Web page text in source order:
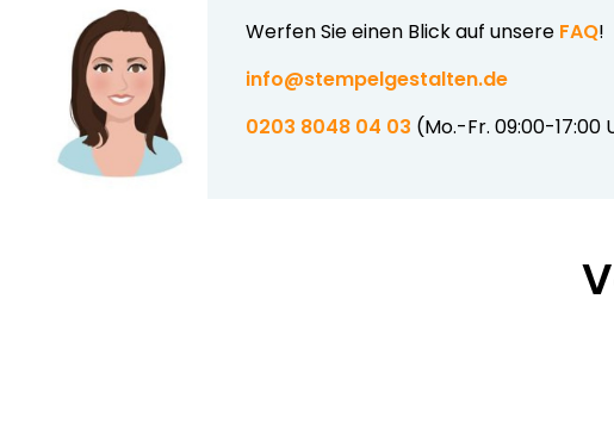
Werfen Sie einen Blick auf unsere FAQ!
info@stempelgestalten.de
0203 8048 04 03 (Mo.-Fr. 09:00-17:00